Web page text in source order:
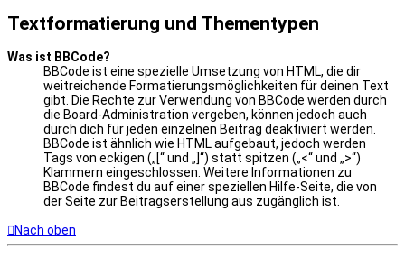
Textformatierung und Thementypen
Was ist BBCode?
BBCode ist eine spezielle Umsetzung von HTML, die dir
weitreichende Formatierungsmöglichkeiten für deinen Text
gibt. Die Rechte zur Verwendung von BBCode werden durch
die Board-Administration vergeben, können jedoch auch
durch dich für jeden einzelnen Beitrag deaktiviert werden.
BBCode ist ähnlich wie HTML aufgebaut, jedoch werden
Tags von eckigen („[“ und „]“) statt spitzen („<“ und „>“)
Klammern eingeschlossen. Weitere Informationen zu
BBCode findest du auf einer speziellen Hilfe-Seite, die von
der Seite zur Beitragserstellung aus zugänglich ist.
Nach oben